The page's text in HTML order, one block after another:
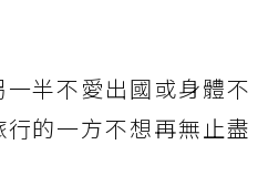
一半不愛出國或身體不
的一方不想再無止盡